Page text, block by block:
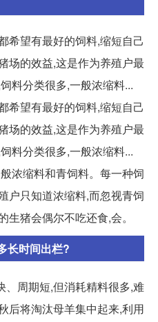
希望有最好的饲料,缩短自己
场的效益,这是作为养殖户最
料分类很多,一般浓缩料...
希望有最好的饲料,缩短自己
场的效益,这是作为养殖户最
料分类很多,一般浓缩料...
浓缩料和青饲料。每一种饲
户只知道浓缩料,而忽视青饲
猪会偶尔不吃还食,会。
长时间出栏?
周期短,但消耗精料很多,难
后将淘汰母羊集中起来,利用